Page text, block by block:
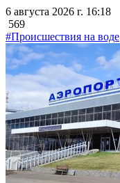
6 августа 2026 г. 16:18
569
#Происшествия на воде